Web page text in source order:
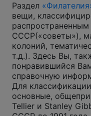
Раздел
вещи,
СССР(«советы»),
колоний,
т.д.). Здесь Вы,
понравившийся
справочную
Для
основные,
Tellier и Stanley